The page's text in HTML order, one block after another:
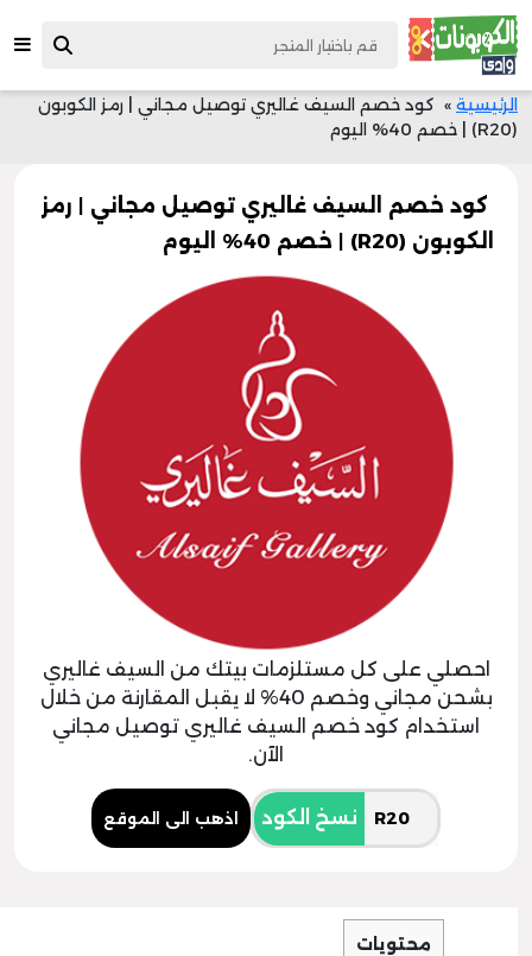
الرئيسية » كود خصم السيف غاليري توصيل مجاني | رمز الكوبون
(R20) | خصم 40% اليوم
كود خصم السيف غاليري توصيل مجاني | رمز
الكوبون (R20) | خصم 40% اليوم
احصلي على كل مستلزمات بيتك من السيف غاليري
بشحن مجاني وخصم 40% لا يقبل المقارنة من خلال
استخدام كود خصم السيف غاليري توصيل مجاني
الآن.
نسخ الكود اذهب الى الموقع
محتويات